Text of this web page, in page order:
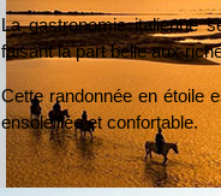
La gastronomie italienne
faisant la part belle aux
Cette randonnée en étoile
ensoleillée et confortable.